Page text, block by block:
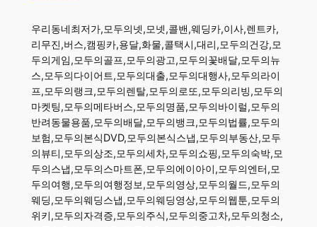
우리동네최저가,모두의넷,모넷,콜밴,웨딩카,이사,렌트카,
리무진,버스,캠핑카,용달,화물,콜택시,대리,모두의건강,모
두의게임,모두의골프,모두의광고,모두의꽃배달,모두의뉴
스,모두의다이어트,모두의대출,모두의대행사,모두의라이
프,모두의랭크,모두의렌탈,모두의로또,모두의리빙,모두의
마켓팅,모두의메타버스,모두의명품,모두의바이럴,모두의
반려동물용품,모두의배달,모두의뱅크,모두의법률,모두의
보험,모두의본식DVD,모두의본식스냅,모두의부동산,모두
의뷰티,모두의상조,모두의세차,모두의쇼핑,모두의숙박,모
두의스냅,모두의스마트폰,모두의에이아이,모두의엔터,모
두의여행,모두의여행정보,모두의영상,모두의월드,모두의
웨딩,모두의웨딩스냅,모두의웨딩영상,모두의웹툰,모두의
위키,모두의자격증,모두의주식,모두의중고차,모두의청소,